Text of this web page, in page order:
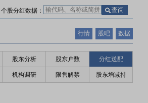
个股分红数据：
行情 股吧 数据
股东分析 股东户数 分红送配
机构调研 限售解禁 股东增减持